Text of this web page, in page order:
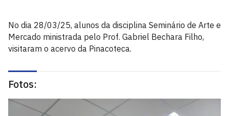
No dia 28/03/25, alunos da disciplina Seminário de Arte e
Mercado ministrada pelo Prof. Gabriel Bechara Filho,
visitaram o acervo da Pinacoteca.
Fotos: